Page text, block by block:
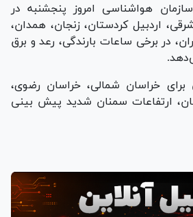
هواشناسی امروز پنجشنبه در
اردبیل کردستان، زنجان، همدان،
در برخی ساعات بارندگی، رعد و برق
خراسان شمالی، خراسان رضوی،
ارتفاعات سمنان شدید پیش بینی